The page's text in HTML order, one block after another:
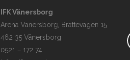
IFK Vänersborg
Arena Vänersborg, Brättevägen 15
462 35 Vänersborg
0521 – 172 74